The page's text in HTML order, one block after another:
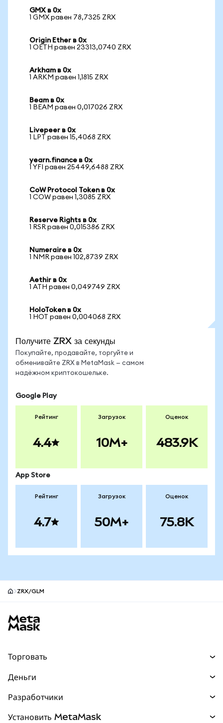
GMX в 0x
1 GMX равен 78,7325 ZRX
Origin Ether в 0x
1 OETH равен 23313,0740 ZRX
Arkham в 0x
1 ARKM равен 1,1815 ZRX
Beam в 0x
1 BEAM равен 0,017026 ZRX
Livepeer в 0x
1 LPT равен 15,4068 ZRX
yearn.finance в 0x
1 YFI равен 25449,6488 ZRX
CoW Protocol Token в 0x
1 COW равен 1,3085 ZRX
Reserve Rights в 0x
1 RSR равен 0,015386 ZRX
Numeraire в 0x
1 NMR равен 102,8739 ZRX
Aethir в 0x
1 ATH равен 0,049749 ZRX
HoloToken в 0x
1 HOT равен 0,004068 ZRX
Получите ZRX за секунды
Покупайте, продавайте, торгуйте и
обменивайте ZRX в MetaMask — самом
надёжном криптокошельке.
Google Play
Рейтинг
4.4
Загрузок
10M+
Оценок
483.9K
App Store
Рейтинг
4.7
Загрузок
50M+
Оценок
75.8K
ZRX/GLM
Торговать
Прогнозы
Перпы НОВИНКА
Деньги
Разработчики
Установить MetaMask